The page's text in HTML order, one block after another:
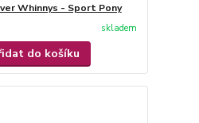
Whinnys - Sport Pony
skladem
do košíku